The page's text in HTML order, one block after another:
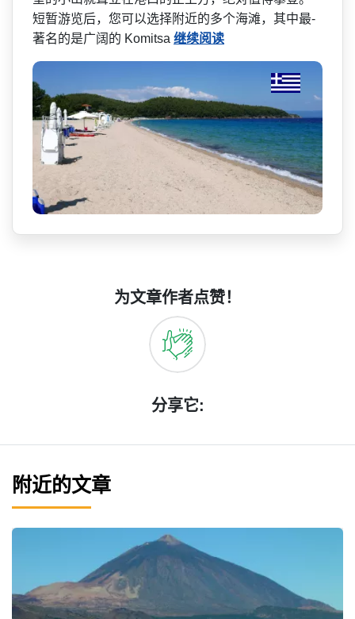
短暂游览后，您可以选择附近的多个海滩，其中最­
著名的是广阔的 Komitsa 继续阅读
为文章作者点赞！
分享它:
附近的文章